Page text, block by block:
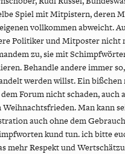
Spiel mit Mitpistern, deren
vollkommen abweicht.
Politiker und Mitposter nicht
zu, sie mit
Behandle andere immer
werden willst. Ein bißchen
Forum nicht schaden, auch
Weihnachtsfrieden. Man kann
auch ohne dem
kund tun. ich bitte
mehr Respekt und